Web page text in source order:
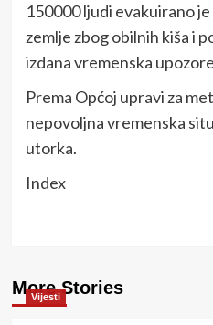
150000 ljudi evakuirano
zemlje zbog obilnih kiša i
izdana vremenska
Prema Općoj upravi za
nepovoljna vremenska
utorka.
Index
More Stories
Vijesti